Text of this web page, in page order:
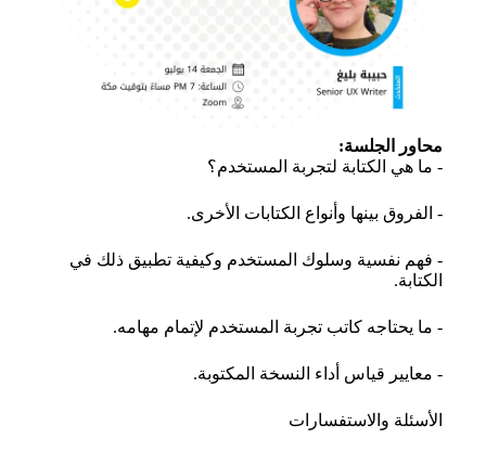
محاور الجلسة:
- ما هي الكتابة لتجربة المستخدم؟
- الفروق بينها وأنواع الكتابات الأخرى.
- فهم نفسية وسلوك المستخدم وكيفية تطبيق ذلك في
الكتابة.
- ما يحتاجه كاتب تجربة المستخدم لإتمام مهامه.
- معايير قياس أداء النسخة المكتوبة.
الأسئلة والاستفسارات